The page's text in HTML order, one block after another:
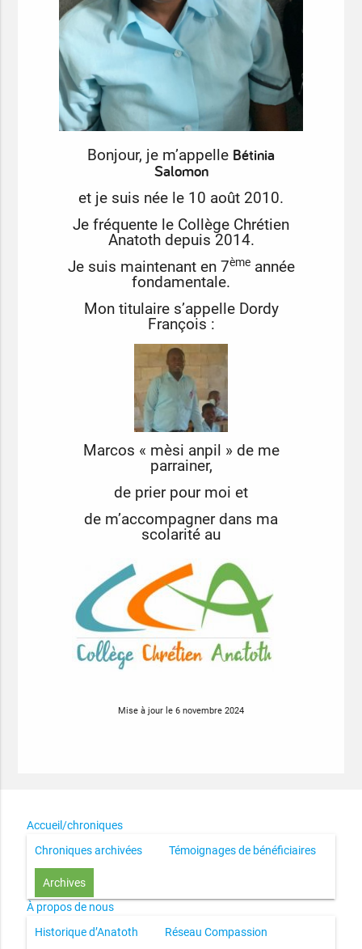
Bonjour, je m’appelle Bétinia
Salomon
et je suis née le 10 août 2010.
Je fréquente le Collège Chrétien
Anatoth depuis 2014.
Je suis maintenant en 7èmeannée
fondamentale.
Mon titulaire s’appelle Dordy
François :
Marcos « mèsi anpil » de me
parrainer,
de prier pour moi et
de m’accompagner dans ma
scolarité au
Mise à jour le 6 novembre 2024
Accueil/chroniques
Chroniques archivées
Témoignages de bénéficiaires
Archives
À propos de nous
Historique d’Anatoth
Réseau Compassion